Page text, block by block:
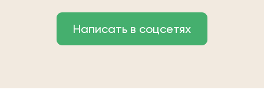
Написать в соцсетях